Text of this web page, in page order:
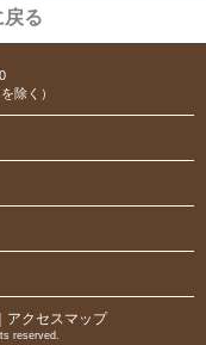
戻る
除く）
｜アクセスマップ
reserved.